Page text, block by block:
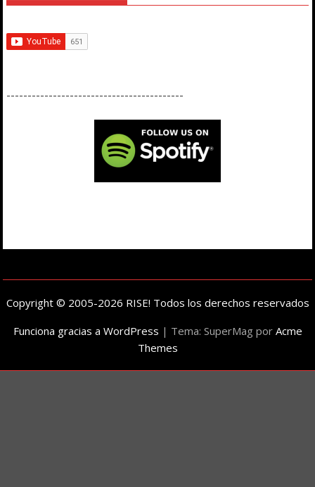
------------------------------------------
Copyright © 2005-2026 RISE! Todos los derechos reservados
Funciona gracias a WordPress | Tema: SuperMag por Acme
Themes